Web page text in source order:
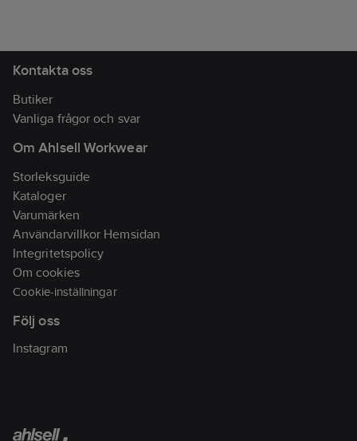
Kontakta oss
Butiker
Vanliga frågor och svar
Om Ahlsell Workwear
Storleksguide
Kataloger
Varumärken
Användarvillkor Hemsidan
Integritetspolicy
Om cookies
Cookie-inställningar
Följ oss
Instagram